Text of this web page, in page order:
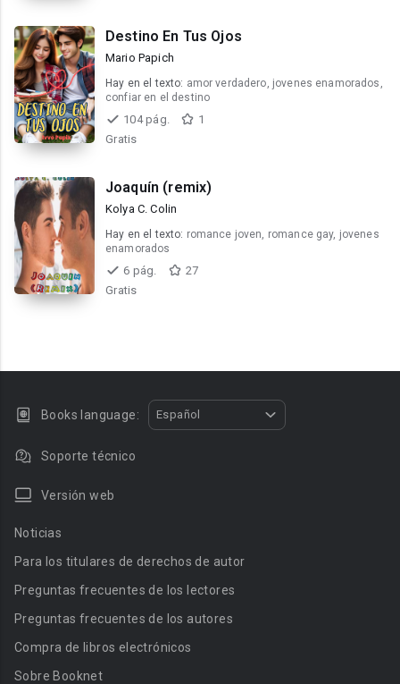
Destino En Tus Ojos
Mario Papich
Hay en el texto: amor verdadero, jovenes enamorados,
confiar en el destino
104 pág.
1
Gratis
Joaquín (remix)
Kolya C. Colin
Hay en el texto: romance joven, romance gay, jovenes
enamorados
6 pág.
27
Gratis
Books language: Español
Soporte técnico
Versión web
Noticias
Para los titulares de derechos de autor
Preguntas frecuentes de los lectores
Preguntas frecuentes de los autores
Compra de libros electrónicos
Sobre Booknet